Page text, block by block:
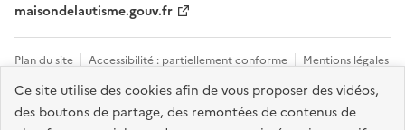
Ce site utilise des cookies afin de vous proposer des vidéos,
des boutons de partage, des remontées de contenus de
maisondelautisme.gouv.fr
Plan du site Accessibilité : partiellement conforme
Mentions légales
Données personnelles et cookies
Nous contacter
Gestion des
cookies